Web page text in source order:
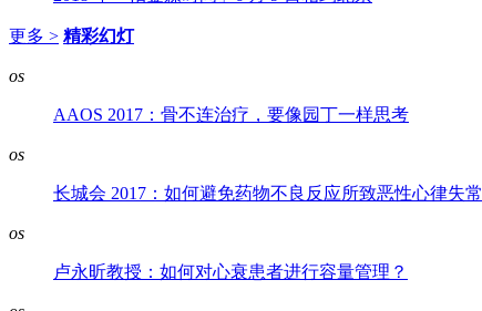
更多 > 精彩幻灯
os
AAOS 2017：骨不连治疗，要像园丁一样思考
os
长城会 2017：如何避免药物不良反应所致恶性心律失常
os
卢永昕教授：如何对心衰患者进行容量管理？